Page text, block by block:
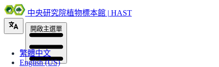
中央研究院植物標本館 | HAST
繁體中文
English (US)
開啟主選單